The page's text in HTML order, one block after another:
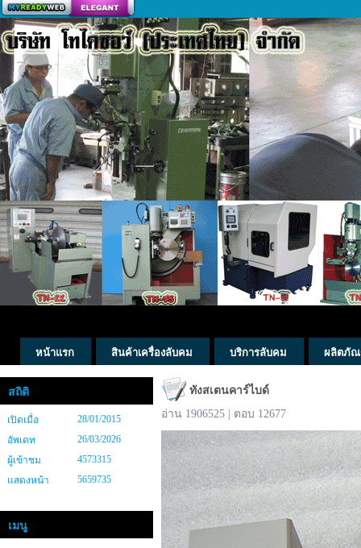
สร้างเว็บ
หน้าแรก สินค้าเครื่องลับคม บริการลับคม ผลิตภัณ
สถิติ
เปิดเมื่อ
28/01/2015
อัพเดท
26/03/2026
ผู้เข้าชม
4573315
แสดงหน้า
5659735
เมนู
ทังสเตนคาร์ไบด์
อ่าน 1906525 | ตอบ 12677